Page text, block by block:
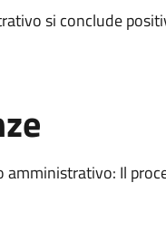
si conclude
Il